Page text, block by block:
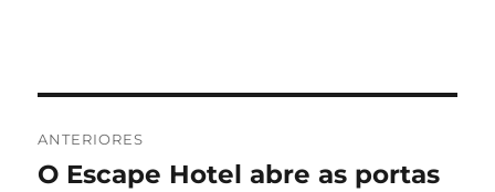
de
ANTERIORES
Post
O Escape Hotel abre as portas